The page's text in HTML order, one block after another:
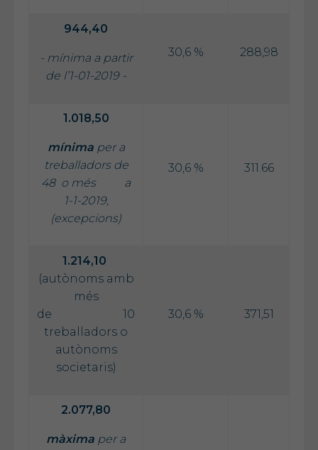
944,40
- mínima a partir
de l’1-01-2019 -
30,6 % 288,98
1.018,50
mínima per a
treballadors de
48 o més a
1-1-2019,
(excepcions)
30,6 % 311.66
1.214,10
(autònoms amb
més
de 10
treballadors o
autònoms
societaris)
30,6 % 371,51
2.077,80
màxima per a